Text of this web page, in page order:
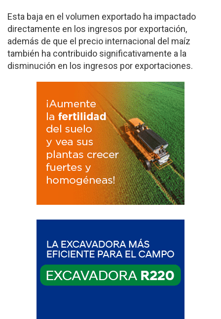
Esta baja en el volumen exportado ha impactado
directamente en los ingresos por exportación,
además de que el precio internacional del maíz
también ha contribuido significativamente a la
disminución en los ingresos por exportaciones.